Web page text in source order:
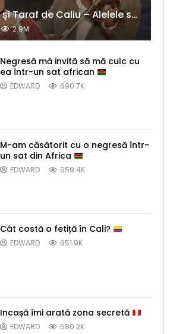
Iulia Mihai şi Taraf de Caliu – Alelele sălcioară (@#VedetaPopulară)
2.9M
Negresă mă invită să mă culc cu
ea într-un sat african
EDWARD 690.7K
M-am căsătorit cu o negresă într-
un sat din Africa
EDWARD 659.4K
Cât costă o fetiță în Cali?
EDWARD 651.9K
Incașă îmi arată zona secretă
EDWARD 580.2K